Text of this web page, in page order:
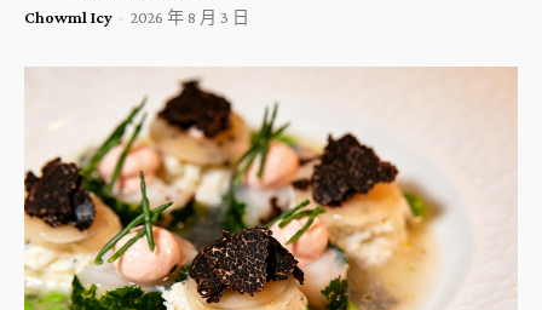
Chowml Icy - 2026 年 8 月 3 日